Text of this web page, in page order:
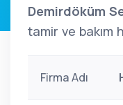
Demirdöküm
tamir ve bakım
Firma Adı